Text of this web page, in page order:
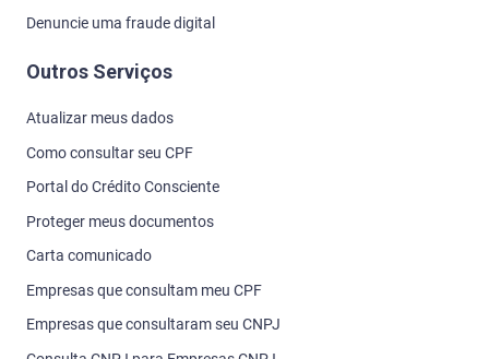
Denuncie uma fraude digital
Outros Serviços
Atualizar meus dados
Como consultar seu CPF
Portal do Crédito Consciente
Proteger meus documentos
Carta comunicado
Empresas que consultam meu CPF
Empresas que consultaram seu CNPJ